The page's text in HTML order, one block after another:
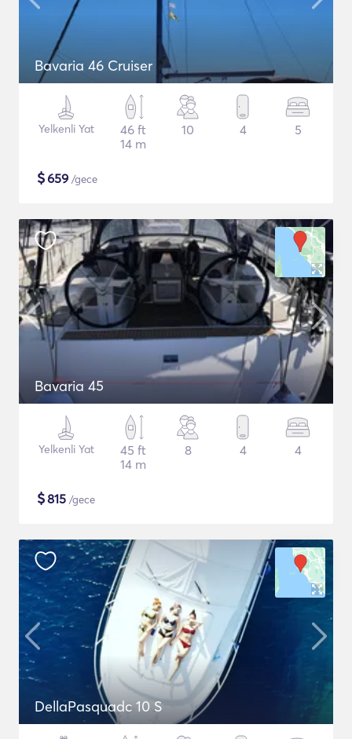
Bavaria 46 Cruiser
Yelkenli Yat
46 ft
14 m
10 4 5
$659 /gece
Bavaria 45
Yelkenli Yat
45 ft
14 m
8 4 4
$815 /gece
DellaPasquadc 10 S